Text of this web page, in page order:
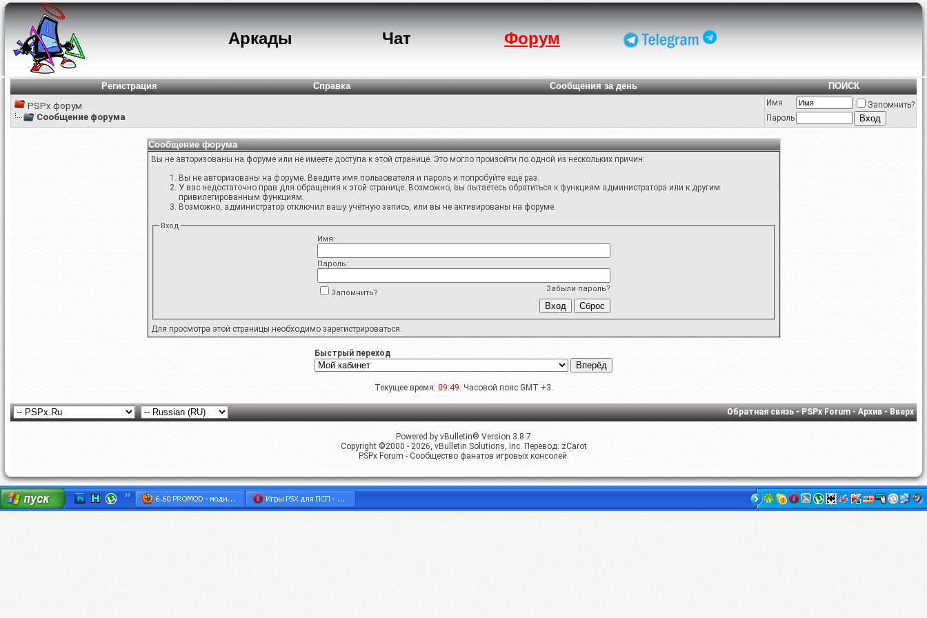
Аркады Чат Форум
Регистрация Справка Сообщения за день
ПОИСК
PSPx форум
Сообщение форума
Имя
Запомнить?
Пароль
Сообщение форума
Вы не авторизованы на форуме или не имеете доступа к этой странице. Это могло произойти по одной из нескольких причин:
Вы не авторизованы на форуме. Введите имя пользователя и пароль и попробуйте ещё раз.
У вас недостаточно прав для обращения к этой странице. Возможно, вы пытаетесь обратиться к функциям администратора или к другим
привилегированным функциям.
Возможно, администратор отключил вашу учётную запись, или вы не активированы на форуме.
Вход
Имя:
Пароль:
Забыли пароль?
Запомнить?
Для просмотра этой страницы необходимо зарегистрироваться.
Быстрый переход
Текущее время: 09:49. Часовой пояс GMT +3.
Обратная связь-PSPx Forum-Архив-Вверх
Powered by vBulletin® Version 3.8.7
Copyright ©2000 - 2026, vBulletin Solutions, Inc. Перевод: zCarot
PSPx Forum - Сообщество фанатов игровых консолей.